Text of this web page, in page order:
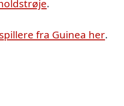
.
fra Guinea her.